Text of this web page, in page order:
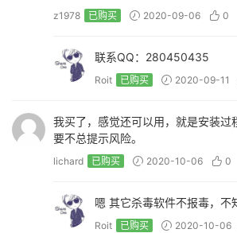
z1978 已购买 2020-09-06 0
联系QQ：280450435
Roit 已购买 2020-09-11
我买了，感觉还可以用，就是安装过
要不总提示风险。
lichard 已购买 2020-10-06 0
嗯 其它杀毒软件不报毒，
Roit 已购买 2020-10-06